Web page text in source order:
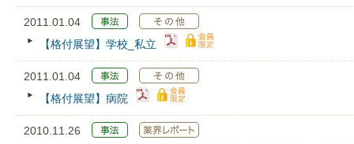
2011.01.04
【格付展望】学校_私立
2011.01.04
【格付展望】病院
2010.11.26